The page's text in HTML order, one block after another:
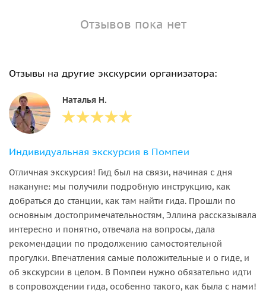
Отзывов пока нет
Отзывы на другие экскурсии организатора:
Наталья Н.
Индивидуальная экскурсия в Помпеи
Отличная экскурсия! Гид был на связи, начиная с дня
накануне: мы получили подробную инструкцию, как
добраться до станции, как там найти гида. Прошли по
основным достопримечательностям, Эллина рассказывала
интересно и понятно, отвечала на вопросы, дала
рекомендации по продолжению самостоятельной
прогулки. Впечатления самые положительные и о гиде, и
об экскурсии в целом. В Помпеи нужно обязательно идти
в сопровождении гида, особенно такого, как была с нами!